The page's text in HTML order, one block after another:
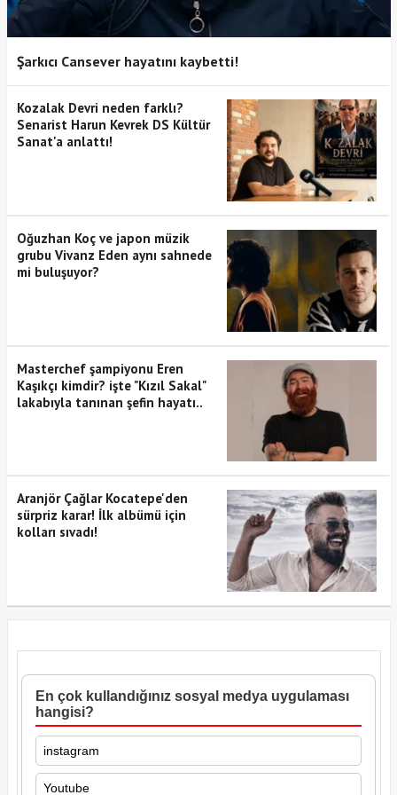
Şarkıcı Cansever hayatını kaybetti!
Kozalak Devri neden farklı?
Senarist Harun Kevrek DS Kültür
Sanat'a anlattı!
Oğuzhan Koç ve japon müzik
grubu Vivanz Eden aynı sahnede
mi buluşuyor?
Masterchef şampiyonu Eren
Kaşıkçı kimdir? işte "Kızıl Sakal"
lakabıyla tanınan şefin hayatı..
Aranjör Çağlar Kocatepe'den
sürpriz karar! İlk albümü için
kolları sıvadı!
En çok kullandığınız sosyal medya uygulaması
hangisi?
instagram
Youtube